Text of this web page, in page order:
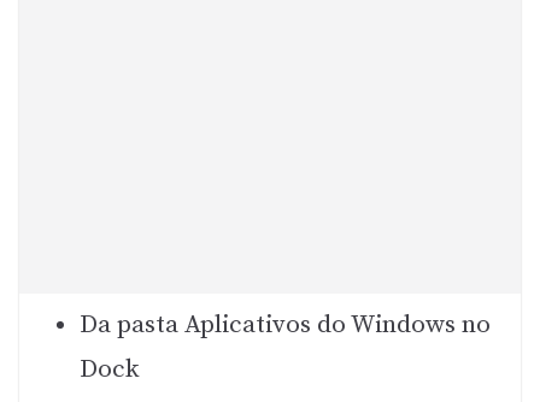
Da pasta Aplicativos do Windows no
Dock